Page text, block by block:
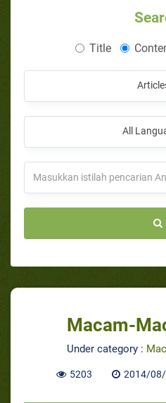
Title
All
Macam-
Under category :
5203 2014/